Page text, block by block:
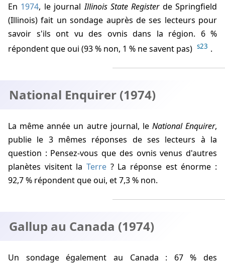
En 1974, le journalIllinois State Register de Springfield
(Illinois) fait un sondage auprès de ses lecteurs pour
savoir s'ils ont vu des ovnis dans la région. 6 %
répondent que oui (93 % non, 1 % ne savent pas) s23 .
National Enquirer (1974)
La même année un autre journal, le National Enquirer,
publie le 3 mêmes réponses de ses lecteurs à la
question : Pensez-vous que des ovnis venus d'autres
planètes visitent la Terre ? La réponse est énorme :
92,7 % répondent que oui, et 7,3 % non.
Gallup au Canada (1974)
Un sondage également au Canada : 67 % des